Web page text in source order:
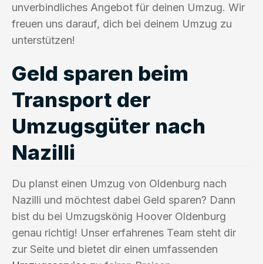
unverbindliches Angebot für deinen Umzug. Wir
freuen uns darauf, dich bei deinem Umzug zu
unterstützen!
Geld sparen beim
Transport der
Umzugsgüter nach
Nazilli
Du planst einen Umzug von Oldenburg nach
Nazilli und möchtest dabei Geld sparen? Dann
bist du bei Umzugskönig Hoover Oldenburg
genau richtig! Unser erfahrenes Team steht dir
zur Seite und bietet dir einen umfassenden